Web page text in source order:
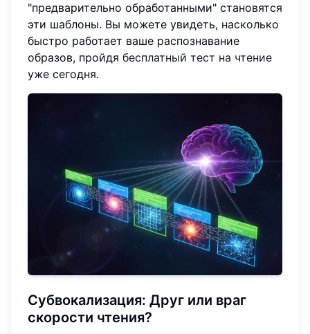
"предварительно обработанными" становятся
эти шаблоны. Вы можете увидеть, насколько
быстро работает ваше распознавание
образов, пройдя бесплатный тест на чтение
уже сегодня.
Субвокализация: Друг или враг
скорости чтения?